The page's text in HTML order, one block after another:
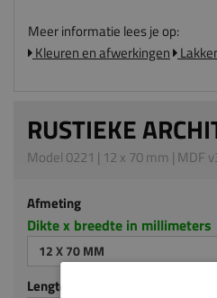
Meer informatie lees je op:
Kleuren en afwerkingen
RUSTIEKE
Model 0221 | 12 x 70 mm | MDF
Afmeting
Dikte x breedte in millimeters
12 X 70 MM
Lengte (mm)